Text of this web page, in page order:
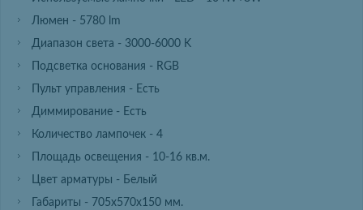
Люмен - 5780 lm
Диапазон света - 3000-6000 K
Подсветка основания - RGB
Пульт управления - Есть
Диммирование - Есть
Количество лампочек - 4
Площадь освещения - 10-16 кв.м.
Цвет арматуры - Белый
Габариты - 705х570х150 мм.